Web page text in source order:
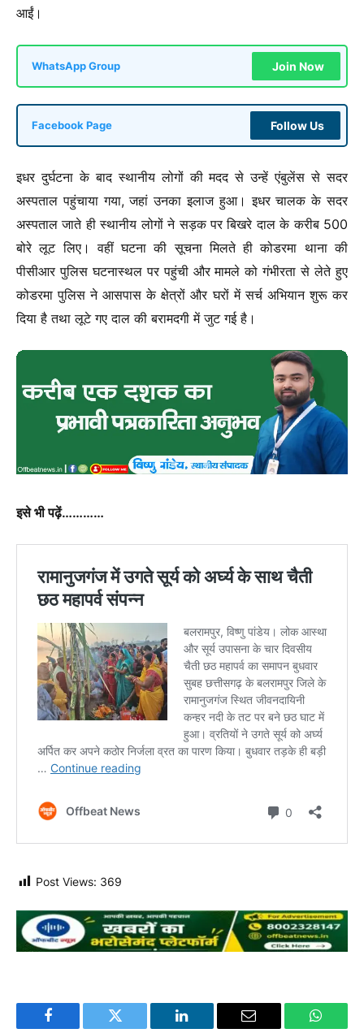
आईं।
WhatsApp Group Join Now
Facebook Page Follow Us
इधर दुर्घटना के बाद स्थानीय लोगों की मदद से उन्हें एंबुलेंस से सदर
अस्पताल पहुंचाया गया, जहां उनका इलाज हुआ। इधर चालक के सदर
अस्पताल जाते ही स्थानीय लोगों ने सड़क पर बिखरे दाल के करीब 500
बोरे लूट लिए। वहीं घटना की सूचना मिलते ही कोडरमा थाना की
पीसीआर पुलिस घटनास्थल पर पहुंची और मामले को गंभीरता से लेते हुए
कोडरमा पुलिस ने आसपास के क्षेत्रों और घरों में सर्च अभियान शुरू कर
दिया है तथा लूटे गए दाल की बरामदगी में जुट गई है।
इसे भी पढ़ें…………
Post Views: 369
Facebook Twitter LinkedIn Email